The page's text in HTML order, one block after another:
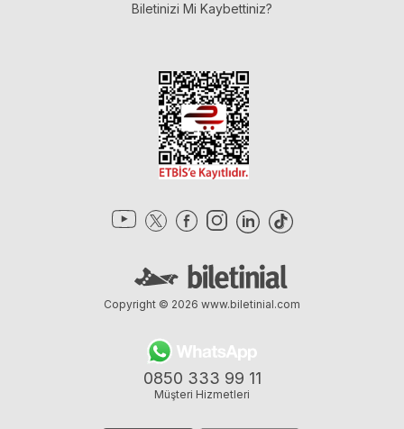
Biletinizi Mi Kaybettiniz?
0850 333 99 11
Müşteri Hizmetleri
Copyright © 2026 www.biletinial.com